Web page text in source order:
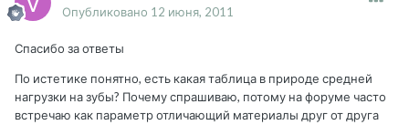
Опубликовано 12 июня, 2011
Спасибо за ответы
По истетике понятно, есть какая таблица в природе средней
нагрузки на зубы? Почему спрашиваю, потому на форуме часто
встречаю как параметр отличающий материалы друг от друга